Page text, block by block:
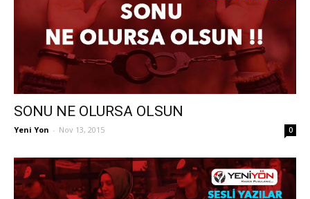
SONU NE OLURSA OLSUN
Yeni Yon - Nov 13, 2015 0